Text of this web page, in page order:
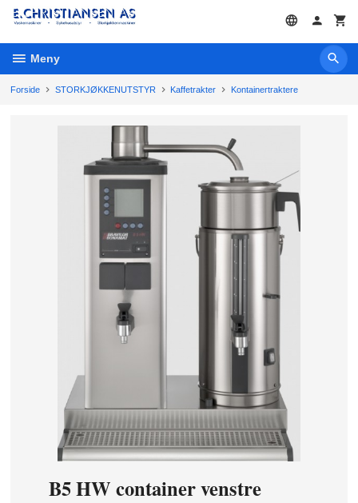
Gå
innholdet
Meny
Forside STORKJØKKENUTSTYR Kaffetrakter Kontainertraktere
B5 HW container venstre